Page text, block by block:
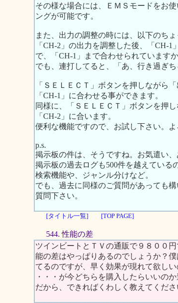
その様な場合には、ＥＭＳモードをお
ングが可能です。
また、出力の調整の時には、以下のち
「CH-2」の出力を調整した後、「CH-
で、「CH-1」まで合わせられていますか
でも、連打してると、「あ、行き過ぎ
「ＳＥＬＥＣＴ」ボタンを押しながら
「CH-1」に合わせる事ができます。
同様に、「ＳＥＬＥＣＴ」ボタンを押
「CH-2」に合います。
便利な機能ですので、お試し下さい。よ
p.s.
掲示板の件は、そうですね。お気遣い、
掲示板の過去ログも500件を越えている
検索機能や、ジャンル分けなど。
でも、過去に同様のご質問があっても
質問下さい。
[タイトル一覧] [TOP PAGE]
544. 性能の差
ツインビートとＴＶの通販で９８００
能の差はやっぱりあるのでしょうか？
てるのですが、早く効果が現れて欲し
・・・が今どちらを購入したらいいのか
だから、できればくわしく教えてくださ